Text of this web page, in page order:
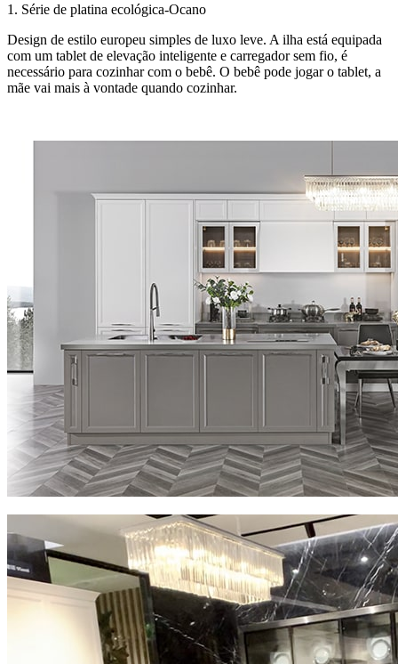
1. Série de platina ecológica-Ocano
Design de estilo europeu simples de luxo leve. A ilha está equipada
com um tablet de elevação inteligente e carregador sem fio, é
necessário para cozinhar com o bebê. O bebê pode jogar o tablet, a
mãe vai mais à vontade quando cozinhar.